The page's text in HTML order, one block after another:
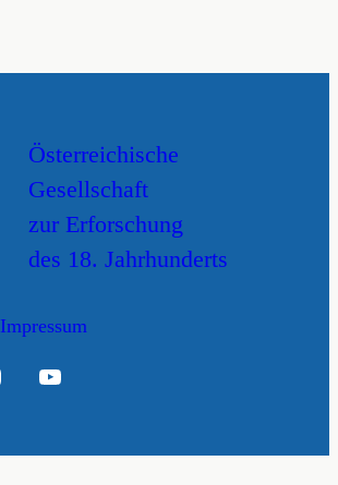
Österreichische
Gesellschaft
zur Erforschung
des 18. Jahrhunderts
Impressum
YouTube